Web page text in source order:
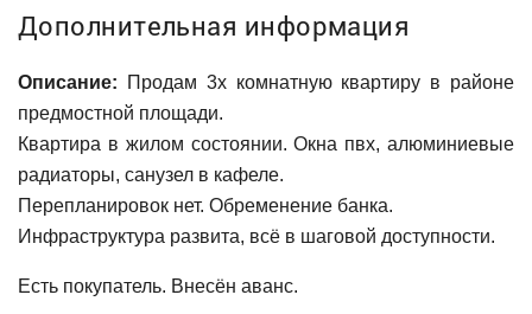
Дополнительная информация
Описание: Продам 3х комнатную квартиру в районе
предмостной площади.
Квартира в жилом состоянии. Окна пвх, алюминиевые
радиаторы, санузел в кафеле.
Перепланировок нет. Обременение банка.
Инфраструктура развита, всё в шаговой доступности.
Есть покупатель. Внесён аванс.